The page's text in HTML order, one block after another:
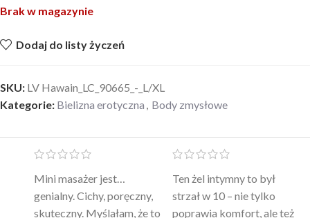
Brak w magazynie
Dodaj do listy życzeń
SKU: LV Hawain_LC_90665_-_L/XL
Kategorie: Bielizna erotyczna , Body zmysłowe
Mini masażer jest…
genialny. Cichy, poręczny,
skuteczny. Myślałam, że to
Ten żel intymny to był
strzał w 10 – nie tylko
poprawia komfort, ale też